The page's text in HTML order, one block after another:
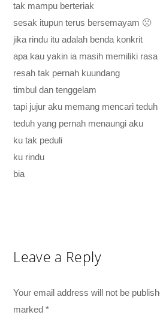
tak mampu berteriak
sesak itupun terus bersemayam 🙁
jika rindu itu adalah benda konkrit
apa kau yakin ia masih memiliki rasa
resah tak pernah kuundang
timbul dan tenggelam
tapi jujur aku memang mencari teduh
teduh yang pernah menaungi aku
ku tak peduli
ku rindu
bia
Leave a Reply
Your email address will not be
marked*